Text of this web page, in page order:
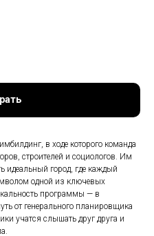
в ходе которого команда
строителей и социологов. Им
идеальный город, где каждый
одной из ключевых
программы — в
от генерального планировщика
учатся слышать друг друга и